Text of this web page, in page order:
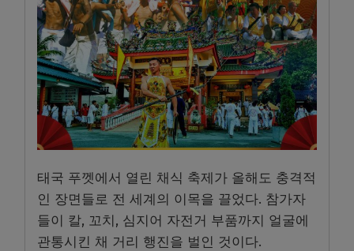
태국 푸껫에서 열린 채식 축제가 올해도 충격적
인 장면들로 전 세계의 이목을 끌었다. 참가자
들이 칼, 꼬치, 심지어 자전거 부품까지 얼굴에
관통시킨 채 거리 행진을 벌인 것이다.